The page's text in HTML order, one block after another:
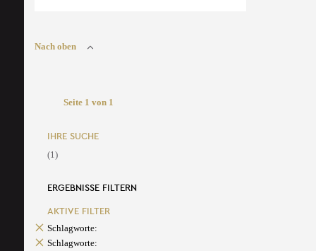
Nach oben
Seite 1 von 1
IHRE SUCHE
(1)
ERGEBNISSE FILTERN
AKTIVE FILTER
Schlagworte:
Schlagworte: